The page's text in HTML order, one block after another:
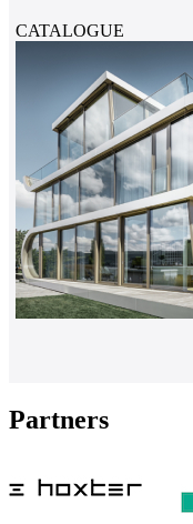
CATALOGUE
Partners